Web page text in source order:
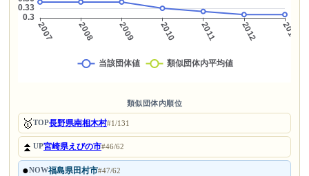
類似団体内順位
🥇TOP長野県南相木村#1/131
⏫UP宮崎県えびの市#46/62
●NOW福島県田村市#47/62